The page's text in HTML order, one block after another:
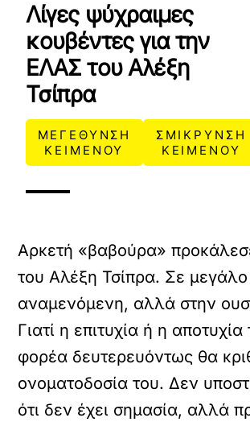
Λίγες ψύχραιμες
κουβέντες για την
ΕΛΑΣ του Αλέξη
Τσίπρα
ΜΕΓΕΘΥΝΣΗ
ΚΕΙΜΕΝΟΥ
ΣΜΙΚΡΥΝΣΗ
ΚΕΙΜΕΝΟΥ
Αρκετή «βαβούρα»
του Αλέξη Τσίπρα. Σε
αναμενόμενη, αλλά στην
Γιατί η επιτυχία ή η
φορέα δευτερευόντως θα
ονοματοδοσία του. Δεν
ότι δεν έχει σημασία, αλλά